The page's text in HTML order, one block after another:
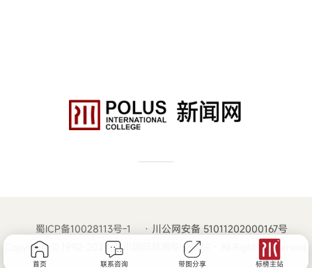
蜀ICP备10028113号-1
· 川公网安备 51011202000167号
Copyright © 1992-2020 四川国际标榜职业学院 - All Rights Reserved.
首页 联系咨询 带图分享 标榜主站